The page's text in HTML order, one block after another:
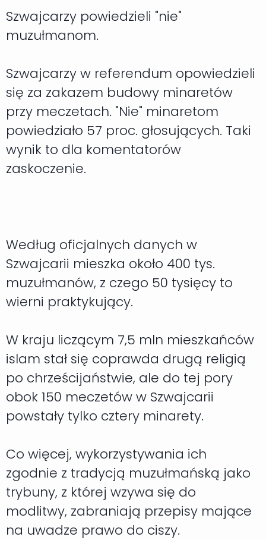
Szwajcarzy powiedzieli "nie"
muzułmanom.
Szwajcarzy w referendum opowiedzieli
się za zakazem budowy minaretów
przy meczetach. "Nie" minaretom
powiedziało 57 proc. głosujących. Taki
wynik to dla komentatorów
zaskoczenie.
Według oficjalnych danych w
Szwajcarii mieszka około 400 tys.
muzułmanów, z czego 50 tysięcy to
wierni praktykujący.
W kraju liczącym 7,5 mln mieszkańców
islam stał się coprawda drugą religią
po chrześcijaństwie, ale do tej pory
obok 150 meczetów w Szwajcarii
powstały tylko cztery minarety.
Co więcej, wykorzystywania ich
zgodnie z tradycją muzułmańską jako
trybuny, z której wzywa się do
modlitwy, zabraniają przepisy mające
na uwadze prawo do ciszy.